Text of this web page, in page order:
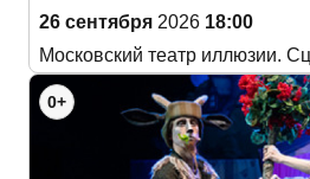
26 сентября 2026 18:00
Московский театр иллюзии.
0+